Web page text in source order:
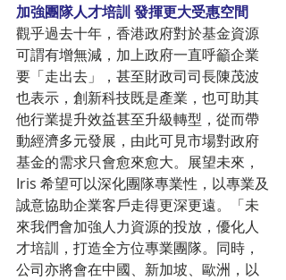
加強團隊人才培訓 發揮更大受惠空間
觀乎過去十年，香港政府對於基金資源
可謂有增無減，加上政府一直呼籲企業
要「走出去」，甚至財政司司長陳茂波
也表示，創新科技既是產業，也可助其
他行業提升效益甚至升級轉型，從而帶
動經濟多元發展，由此可見市場對政府
基金的需求只會愈來愈大。展望未來，
Iris 希望可以深化團隊專業性，以專業及
誠意協助企業客戶走得更深更遠。「未
來我們會加強人力資源的投放，優化人
才培訓，打造全方位專業團隊。同時，
公司亦將會在中國、新加坡、歐洲，以